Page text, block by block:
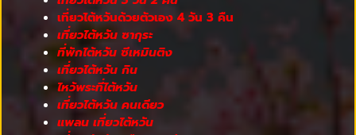
เที่ยวไต้หวันด้วยตัวเอง 4 วัน 3 คืน
เที่ยวไต้หวัน ซากุระ
ที่พักไต้หวัน ซีเหมินติง
เที่ยวไต้หวัน กิน
ไหว้พระที่ไต้หวัน
เที่ยวไต้หวัน คนเดียว
แพลน เที่ยวไต้หวัน